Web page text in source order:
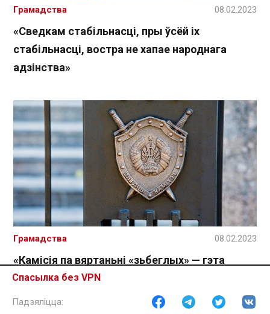
Спасылка без VPN
«Сведкам стабільнасці, пры ўсёй іх
стабільнасці, востра не хапае народнага
адзінства»
Грамадства 08.02.2023
«Камісія па вяртаньні «зьбеглых» — гэта
сумесь таварыскага суду і сталінскай
«тройкі»
Грамадства 08.02.2023